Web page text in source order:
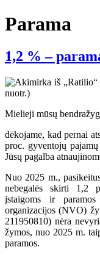
Parama
1,2 % –
Mielieji mūsų
dėkojame, kad pernai
proc. gyventojų
Jūsų pagalba
Nuo 2025 m.,
nebegalės skirti 1,2
įstaigoms ir paramos
organizacijos (NVO)
211950810) nėra
žymos, nuo 2025 m.
paramos.